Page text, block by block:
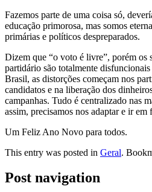
Fazemos parte de uma coisa só,
educação primorosa, mas somos
primárias e políticos despreparados.
Dizem que “o voto é livre”, porém os
partidário são totalmente
Brasil, as distorções começam nos
candidatos e na liberação dos
campanhas. Tudo é centralizado nas
assim, precisamos nos adaptar e ir
Um Feliz Ano Novo para todos.
This entry was posted in Geral.
Post navigation